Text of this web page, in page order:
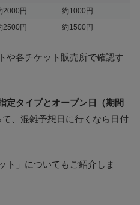
2000円
約1000円
2500円 約1500円
や各チケット販売所で確認す
定タイプとオープン日（期間
て、混雑予想日に行くなら日付
ト」についてもご紹介しま